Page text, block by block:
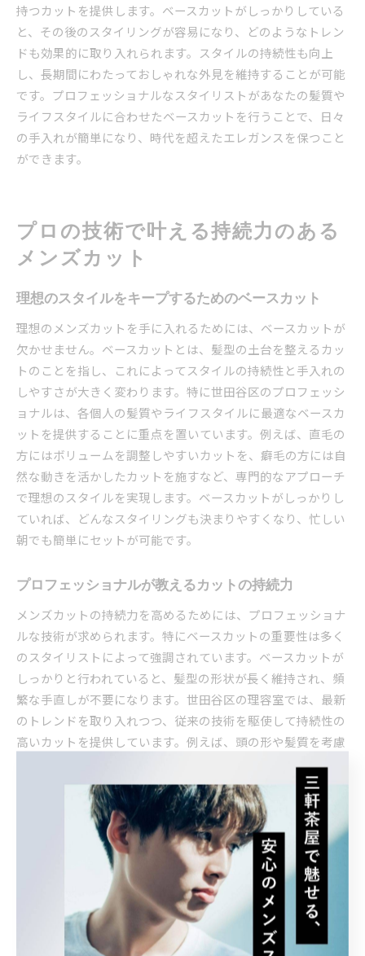
持つカットを提供します。ベースカットがしっかりしている
と、その後のスタイリングが容易になり、どのようなトレン
ドも効果的に取り入れられます。スタイルの持続性も向上
し、長期間にわたっておしゃれな外見を維持することが可能
です。プロフェッショナルなスタイリストがあなたの髪質や
ライフスタイルに合わせたベースカットを行うことで、日々
の手入れが簡単になり、時代を超えたエレガンスを保つこと
ができます。
プロの技術で叶える持続力のある
メンズカット
理想のスタイルをキープするためのベースカット
理想のメンズカットを手に入れるためには、ベースカットが
欠かせません。ベースカットとは、髪型の土台を整えるカッ
トのことを指し、これによってスタイルの持続性と手入れの
しやすさが大きく変わります。特に世田谷区のプロフェッシ
ョナルは、各個人の髪質やライフスタイルに最適なベースカ
ットを提供することに重点を置いています。例えば、直毛の
方にはボリュームを調整しやすいカットを、癖毛の方には自
然な動きを活かしたカットを施すなど、専門的なアプローチ
で理想のスタイルを実現します。ベースカットがしっかりし
ていれば、どんなスタイリングも決まりやすくなり、忙しい
朝でも簡単にセットが可能です。
プロフェッショナルが教えるカットの持続力
メンズカットの持続力を高めるためには、プロフェッショナ
ルな技術が求められます。特にベースカットの重要性は多く
のスタイリストによって強調されています。ベースカットが
しっかりと行われていると、髪型の形状が長く維持され、頻
繁な手直しが不要になります。世田谷区の理容室では、最新
のトレンドを取り入れつつ、従来の技術を駆使して持続性の
高いカットを提供しています。例えば、頭の形や髪質を考慮
したカット技術を採用し、それによりスタイリングが崩れに
くくなります。さらに、日常のストレスや環境要因にも耐え
られるようなカットを施すことで、長期間にわたって理想の
スタイルを楽しむことが可能です。
定期的なメンテナンスで長持ちする髪型
メンズカットの持続力を保つためには、定期的なメンテナン
スが不可欠です。特にベースカットがしっかりと施された場
合、カットの形状を長く楽しむことができ、スタイルの寿命